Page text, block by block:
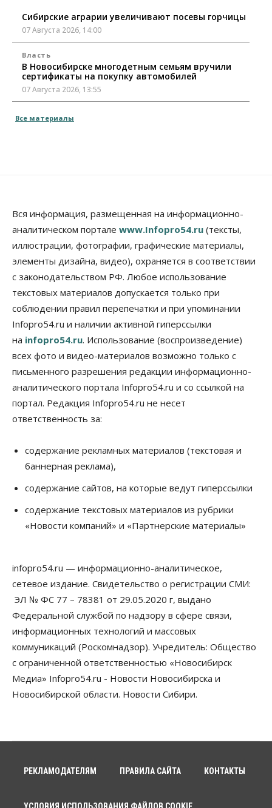
Сибирские аграрии увеличивают посевы горчицы
07 Августа 2026, 14:00
Власть
В Новосибирске многодетным семьям вручили
сертификаты на покупку автомобилей
07 Августа 2026, 13:55
Треть автовладельцев в Новосибирской области
07 Августа 2026, 12:35
Общество
Синоптики рассказали о погоде в Новосибирске
на выходных
07 Августа 2026, 12:00
Жители Новосибирска смогут добровольно
повысить свою пенсию
07 Августа 2026, 11:30
Общество
Деньгами будут распоряжаться дети: в десяти
школах Новосибирской области введут
инициативное бюджетирование
07 Августа 2026, 11:00
заключили под стражу
07 Августа 2026, 10:15
Общество
Новосибирской области, но режима ЧС не будет
07 Августа 2026, 10:00
выстраивают системы защиты от атак БПЛА
07 Августа 2026, 09:00
По «Сибэлектротерму» выдали исполнительные
листы на полмиллиарда рублей
07 Августа 2026, 08:00
Бизнес Власть Медицина Общество
Искусственный интеллект предлагают
привлекать к разработке новых лекарств в
России
рублей
Все материалы
Вся информация, размещенная на информационно-
аналитическом портале www.Infopro54.ru (тексты,
иллюстрации, фотографии, графические материалы,
элементы дизайна, видео), охраняется в соответствии
с законодательством РФ. Любое использование
текстовых материалов допускается только при
соблюдении правил перепечатки и при упоминании
Infopro54.ru и наличии активной гиперссылки
на infopro54.ru. Использование (воспроизведение)
всех фото и видео-материалов возможно только с
письменного разрешения редакции информационно-
аналитического портала Infopro54.ru и со ссылкой на
портал. Редакция Infopro54.ru не несет
ответственность за:
содержание рекламных материалов (текстовая и
баннерная реклама),
содержание сайтов, на которые ведут гиперссылки
содержание текстовых материалов из рубрики
«Новости компаний» и «Партнерские материалы»
infopro54.ru — информационно-аналитическое,
сетевое издание. Свидетельство о регистрации СМИ:
ЭЛ № ФС 77 – 78381 от 29.05.2020 г, выдано
Федеральной службой по надзору в сфере связи,
информационных технологий и массовых
коммуникаций (Роскомнадзор). Учредитель: Общество
с ограниченной ответственностью «Новосибирск
Медиа» Infopro54.ru - Новости Новосибирска и
Новосибирской области. Новости Сибири.
РЕКЛАМОДАТЕЛЯМ ПРАВИЛА САЙТА КОНТАКТЫ
УСЛОВИЯ ИСПОЛЬЗОВАНИЯ ФАЙЛОВ COOKIE